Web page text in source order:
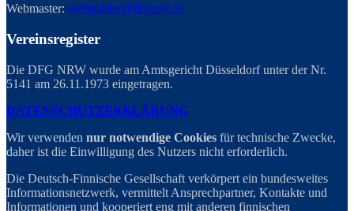
Webmaster: webmaster@dfgnrw.de
Vereinsregister
Die DFG NRW wurde am Amtsgericht Düsseldorf unter der Nr.
5141 am 26.11.1973 eingetragen.
DATENSCHUTZERKLÄRUNG
Wir verwenden nur notwendige Cookies für technische Zwecke,
daher ist die Einwilligung des Nutzers nicht erforderlich.
Die Deutsch-Finnische Gesellschaft verkörpert ein bundesweites
Informationsnetzwerk, vermittelt Ansprechpartner, Kontakte und
Informationen und kooperiert eng mit anderen finnischen